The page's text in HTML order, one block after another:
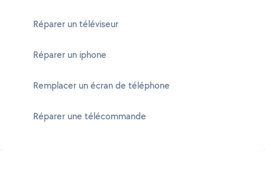
Réparer un téléviseur
Réparer un iphone
Remplacer un écran de téléphone
Réparer une télécommande